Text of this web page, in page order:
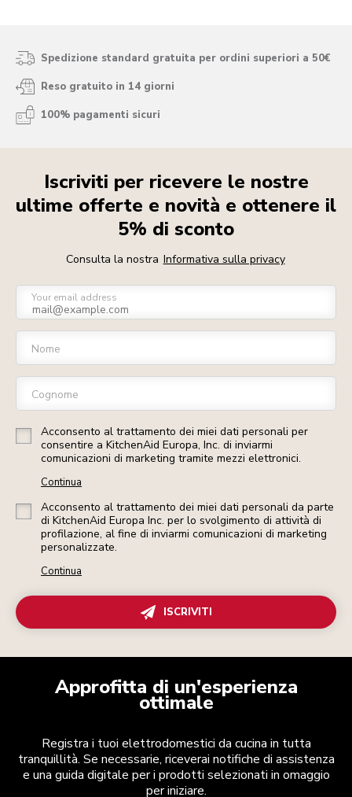
Spedizione standard gratuita per ordini superiori a 50€
Reso gratuito in 14 giorni
100% pagamenti sicuri
Iscriviti per ricevere le nostre
ultime offerte e novità e ottenere il
5% di sconto
Consulta la nostra Informativa sulla privacy
Your email address
Nome
Cognome
Acconsento al trattamento dei miei dati personali per
consentire a KitchenAid Europa, Inc. di inviarmi
comunicazioni di marketing tramite mezzi elettronici.
Continua
Acconsento al trattamento dei miei dati personali da parte
di KitchenAid Europa Inc. per lo svolgimento di attività di
profilazione, al fine di inviarmi comunicazioni di marketing
personalizzate.
Continua
ISCRIVITI
Approfitta di un'esperienza
ottimale
Registra i tuoi elettrodomestici da cucina in tutta
tranquillità. Se necessarie, riceverai notifiche di assistenza
e una guida digitale per i prodotti selezionati in omaggio
per iniziare.